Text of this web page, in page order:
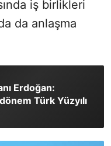
iş birlikleri
da anlaşma
Erdoğan:
Türk Yüzyılı